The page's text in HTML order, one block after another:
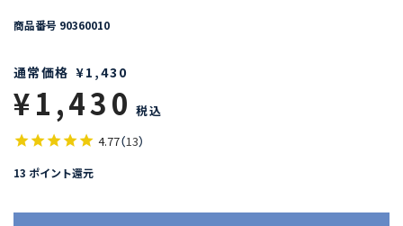
商品番号 90360010
通常価格 ¥1,430
¥1,430 税込
4.77（13）
13 ポイント還元